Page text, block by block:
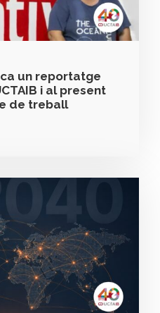
un reportatge
i al present
de treball